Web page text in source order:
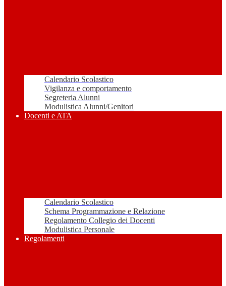
Calendario Scolastico
Vigilanza e comportamento
Segreteria Alunni
Modulistica Alunni/Genitori
Docenti e ATA
Calendario Scolastico
Schema Programmazione e Relazione
Regolamento Collegio dei Docenti
Modulistica Personale
Regolamenti